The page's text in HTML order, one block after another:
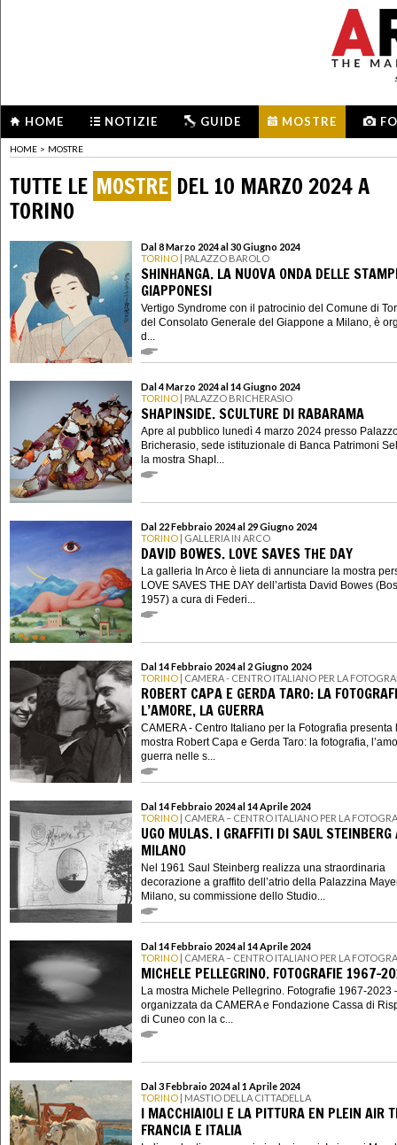
HOME NOTIZIE GUIDE MOSTRE
HOME > MOSTRE
TUTTE LE MOSTRE DEL 10 MARZO 2024 A
TORINO
Dal 8 Marzo 2024 al 30 Giugno 2024
TORINO | PALAZZO BAROLO
SHINHANGA. LA NUOVA ONDA DELLE
GIAPPONESI
Vertigo Syndrome con il patrocinio del Comune di
del Consolato Generale del Giappone a Milano, è
d...
Dal 4 Marzo 2024 al 14 Giugno 2024
TORINO | PALAZZO BRICHERASIO
SHAPINSIDE. SCULTURE DI RABARAMA
Apre al pubblico lunedì 4 marzo 2024 presso
Bricherasio, sede istituzionale di Banca Patrimoni
la mostra ShapI...
Dal 22 Febbraio 2024 al 29 Giugno 2024
TORINO | GALLERIA IN ARCO
DAVID BOWES. LOVE SAVES THE DAY
La galleria In Arco è lieta di annunciare la mostra
LOVE SAVES THE DAY dell’artista David Bowes
1957) a cura di Federi...
Dal 14 Febbraio 2024 al 2 Giugno 2024
TORINO | CAMERA - CENTRO ITALIANO PER LA
ROBERT CAPA E GERDA TARO: LA
L’AMORE, LA GUERRA
CAMERA - Centro Italiano per la Fotografia presenta
mostra Robert Capa e Gerda Taro: la fotografia,
guerra nelle s...
Dal 14 Febbraio 2024 al 14 Aprile 2024
TORINO | CAMERA – CENTRO ITALIANO PER LA
UGO MULAS. I GRAFFITI DI SAUL STEINBERG
MILANO
Nel 1961 Saul Steinberg realizza una straordinaria
decorazione a graffito dell’atrio della Palazzina
Milano, su commissione dello Studio...
Dal 14 Febbraio 2024 al 14 Aprile 2024
TORINO | CAMERA – CENTRO ITALIANO PER LA
MICHELE PELLEGRINO. FOTOGRAFIE 1967-
La mostra Michele Pellegrino. Fotografie 1967-2023
organizzata da CAMERA e Fondazione Cassa di
di Cuneo con la c...
Dal 3 Febbraio 2024 al 1 Aprile 2024
TORINO | MASTIO DELLA CITTADELLA
I MACCHIAIOLI E LA PITTURA EN PLEIN AIR
FRANCIA E ITALIA